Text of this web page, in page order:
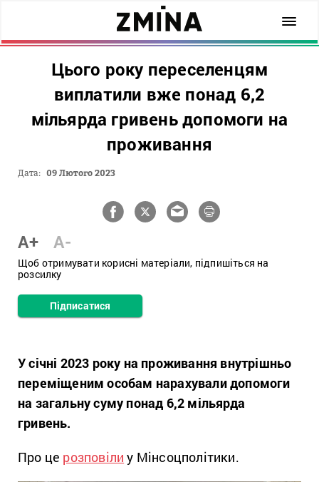
Цього року переселенцям
виплатили вже понад 6,2
мільярда гривень допомоги на
проживання
Дата: 09 Лютого 2023
A+ A-
Щоб отримувати корисні матеріали, підпишіться на
розсилку
Підписатися
У січні 2023 року на проживання внутрішньо
переміщеним особам нарахували допомоги
на загальну суму понад 6,2 мільярда
гривень.
Про це розповіли у Мінсоцполітики.